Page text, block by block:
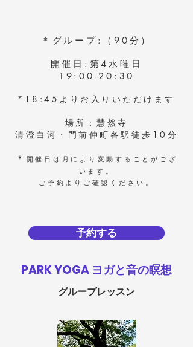
＊グループ:（90分）​​
開催日:第4水曜日
19:00-20:30
*18:45よりお入りいただけます
場所：慧然寺
​清澄白河・門前仲町各駅徒歩10分
＊​ 開催日は月により変動することがござ
います。
ご予約よりご確認ください。
予約する
PARK YOGA ヨガと音の瞑想
グループレッスン